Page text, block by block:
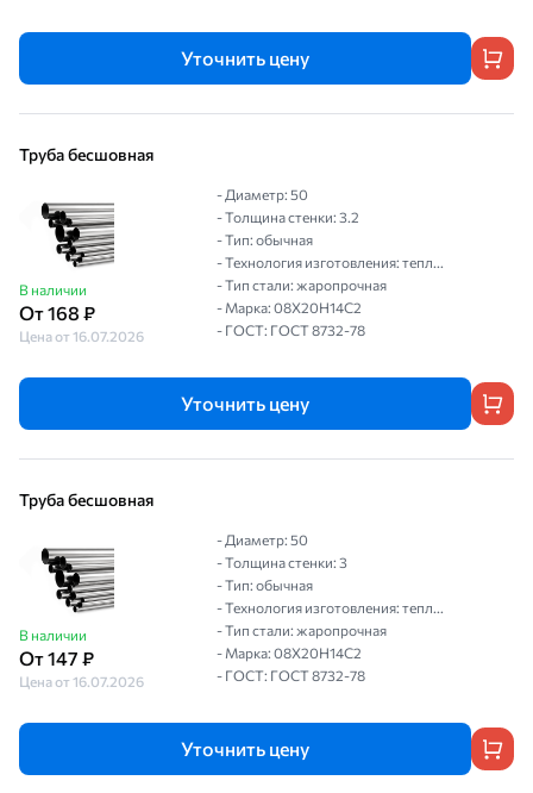
Уточнить цену
Труба бесшовная
В наличии
От 168 ₽
Цена от 16.07.2026
- Диаметр: 50
- Толщина стенки: 3.2
- Тип: обычная
- Технология изготовления: тепл...
- Тип стали: жаропрочная
- Марка: 08Х20Н14С2
- ГОСТ: ГОСТ 8732-78
Уточнить цену
Труба бесшовная
В наличии
От 147 ₽
Цена от 16.07.2026
- Диаметр: 50
- Толщина стенки: 3
- Тип: обычная
- Технология изготовления: тепл...
- Тип стали: жаропрочная
- Марка: 08Х20Н14С2
- ГОСТ: ГОСТ 8732-78
Уточнить цену